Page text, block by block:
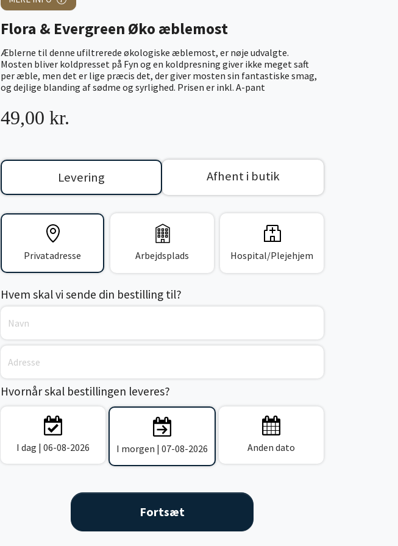
Flora & Evergreen Øko æblemost
Æblerne til denne ufiltrerede økologiske æblemost, er nøje udvalgte.
Mosten bliver koldpresset på Fyn og en koldpresning giver ikke meget saft
per æble, men det er lige præcis det, der giver mosten sin fantastiske smag,
og dejlige blanding af sødme og syrlighed. Prisen er inkl. A-pant
49,00 kr.
Levering Afhent i butik
Privatadresse Arbejdsplads Hospital/Plejehjem
Hvem skal vi sende din bestilling til?
Hvornår skal bestillingen leveres?
I dag | 06-08-2026 I morgen | 07-08-2026 Anden dato